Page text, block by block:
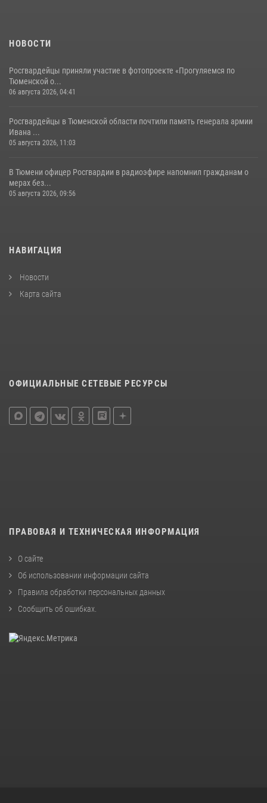
НОВОСТИ
Росгвардейцы приняли участие в фотопроекте «Прогуляемся по
Тюменской о...
06 августа 2026, 04:41
Росгвардейцы в Тюменской области почтили память генерала армии
Ивана ...
05 августа 2026, 11:03
В Тюмени офицер Росгвардии в радиоэфире напомнил гражданам о
мерах без...
05 августа 2026, 09:56
НАВИГАЦИЯ
Новости
Карта сайта
ОФИЦИАЛЬНЫЕ СЕТЕВЫЕ РЕСУРСЫ
ПРАВОВАЯ И ТЕХНИЧЕСКАЯ ИНФОРМАЦИЯ
О сайте
Об использовании информации сайта
Правила обработки персональных данных
Сообщить об ошибках